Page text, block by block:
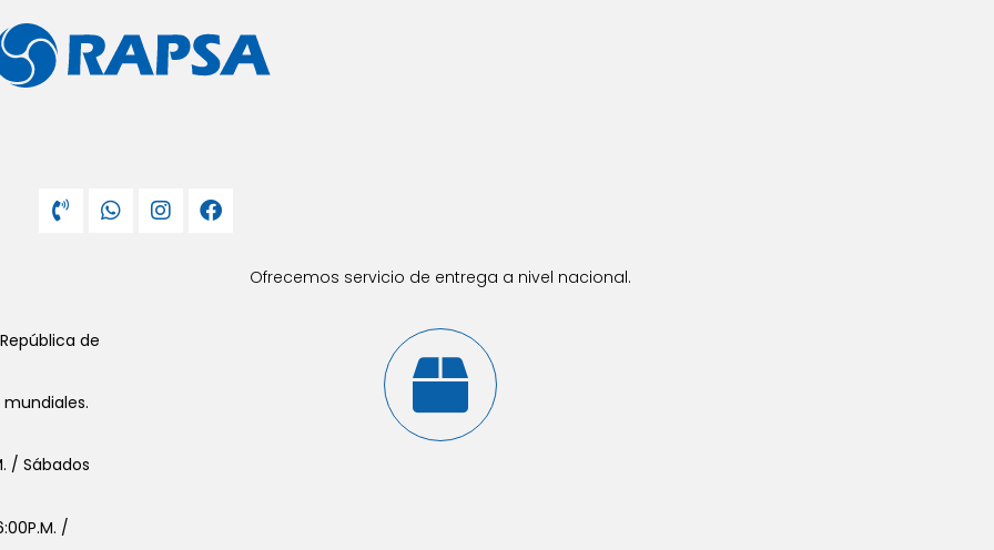
de
/ Sábados
/
Ofrecemos servicio de entrega a nivel nacional.